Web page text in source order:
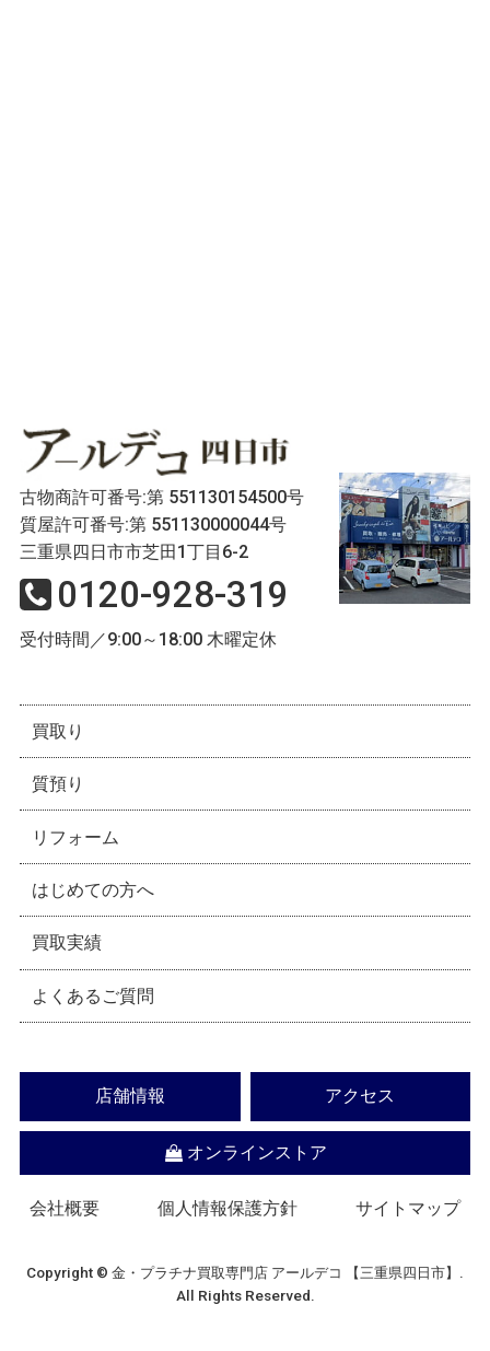
古物商許可番号:第 551130154500号
質屋許可番号:第 551130000044号
三重県四日市市芝田1丁目6-2
0120-928-319
受付時間／9:00～18:00 木曜定休
買取り
質預り
リフォーム
はじめての方へ
買取実績
よくあるご質問
店舗情報 アクセス
オンラインストア
会社概要 個人情報保護方針 サイトマップ
Copyright © 金・プラチナ買取専門店 アールデコ 【三重県四日市】.
All Rights Reserved.